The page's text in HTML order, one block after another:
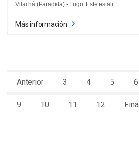
Vilachá (Paradela) - Lugo. Este estab...
Más información
Anterior 3 4 5 6
9 10 11 12 Final